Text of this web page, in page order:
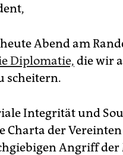
Abend am
Diplomatie, die wir
scheitern.
Integrität und
Charta der
Angriff